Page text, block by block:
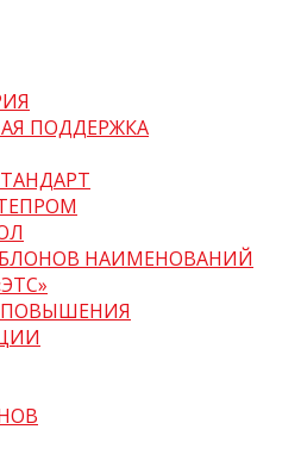
ПОДДЕРЖКА
НАИМЕНОВАНИЙ